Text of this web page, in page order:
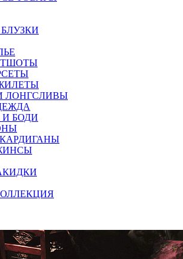
ЛОНГСЛИВЫ
БОДИ